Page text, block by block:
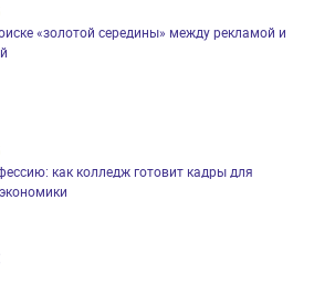
«золотой середины» между рекламой и
как колледж готовит кадры для